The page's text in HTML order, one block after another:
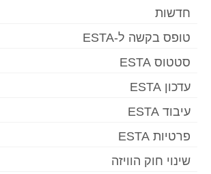
חדשות
טופס בקשה ל-ESTA
סטטוס ESTA
עדכון ESTA
עיבוד ESTA
פרטיות ESTA
שינוי חוק הוויזה